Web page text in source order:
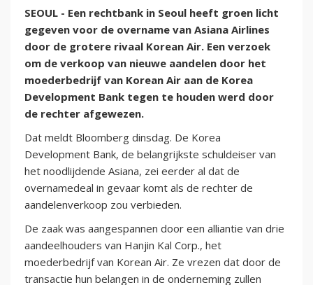
SEOUL - Een rechtbank in Seoul heeft groen licht
gegeven voor de overname van Asiana Airlines
door de grotere rivaal Korean Air. Een verzoek
om de verkoop van nieuwe aandelen door het
moederbedrijf van Korean Air aan de Korea
Development Bank tegen te houden werd door
de rechter afgewezen.
Dat meldt Bloomberg dinsdag. De Korea
Development Bank, de belangrijkste schuldeiser van
het noodlijdende Asiana, zei eerder al dat de
overnamedeal in gevaar komt als de rechter de
aandelenverkoop zou verbieden.
De zaak was aangespannen door een alliantie van drie
aandeelhouders van Hanjin Kal Corp., het
moederbedrijf van Korean Air. Ze vrezen dat door de
transactie hun belangen in de onderneming zullen